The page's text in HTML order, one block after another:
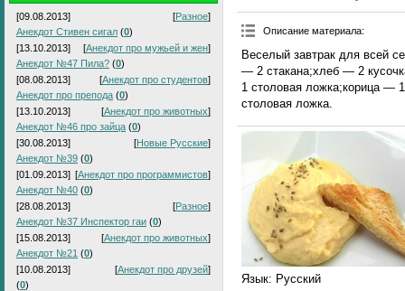
[09.08.2013] [Разное]
Анекдот Стивен сигал (0)
[13.10.2013]
[Анекдот про мужьей и жен]
Анекдот №47 Пила? (0)
[08.08.2013]
[Анекдот про студентов]
Анекдот про препода (0)
[13.10.2013]
[Анекдот про животных]
Анекдот №46 про зайца (0)
[30.08.2013]
[Новые Русские]
Анекдот №39 (0)
[01.09.2013] [Анекдот про программистов]
Анекдот №40 (0)
[28.08.2013]
[Разное]
Анекдот №37 Инспектор гаи (0)
[15.08.2013]
[Анекдот про животных]
Анекдот №21 (0)
[10.08.2013]
[Анекдот про друзей]
(0)
Описание материала:
Веселый завтрак для всей
— 2 стакана;хлеб — 2
1 столовая ложка;корица —
столовая ложка.
Язык: Русский